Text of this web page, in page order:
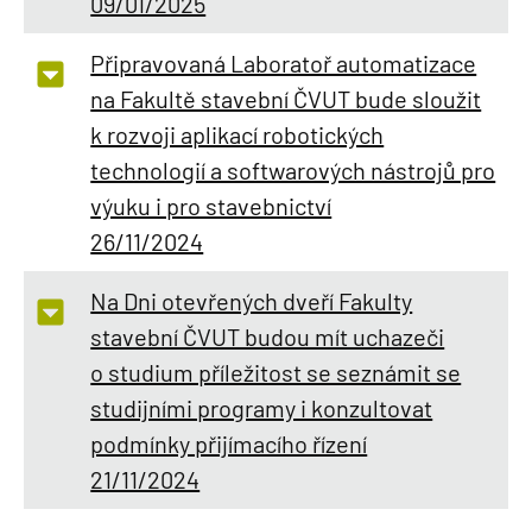
Připravovaná Laboratoř automatizace
na Fakultě stavební ČVUT bude sloužit
k rozvoji aplikací robotických
technologií a softwarových nástrojů pro
výuku i pro stavebnictví
26/11/2024
Na Dni otevřených dveří Fakulty
stavební ČVUT budou mít uchazeči
o studium příležitost se seznámit se
studijními programy i konzultovat
podmínky přijímacího řízení
21/11/2024